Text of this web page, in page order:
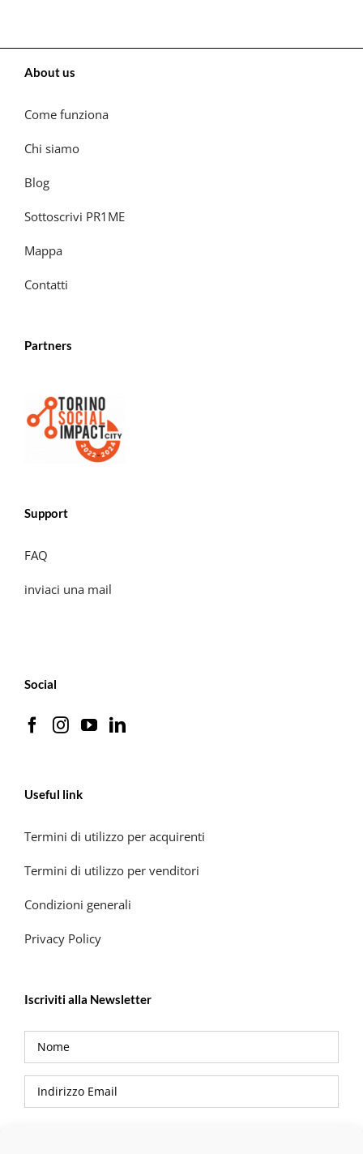
About us
Come funziona
Chi siamo
Blog
Sottoscrivi PR1ME
Mappa
Contatti
Partners
Support
FAQ
inviaci una mail
Social
Useful link
Termini di utilizzo per acquirenti
Termini di utilizzo per venditori
Condizioni generali
Privacy Policy
Iscriviti alla Newsletter